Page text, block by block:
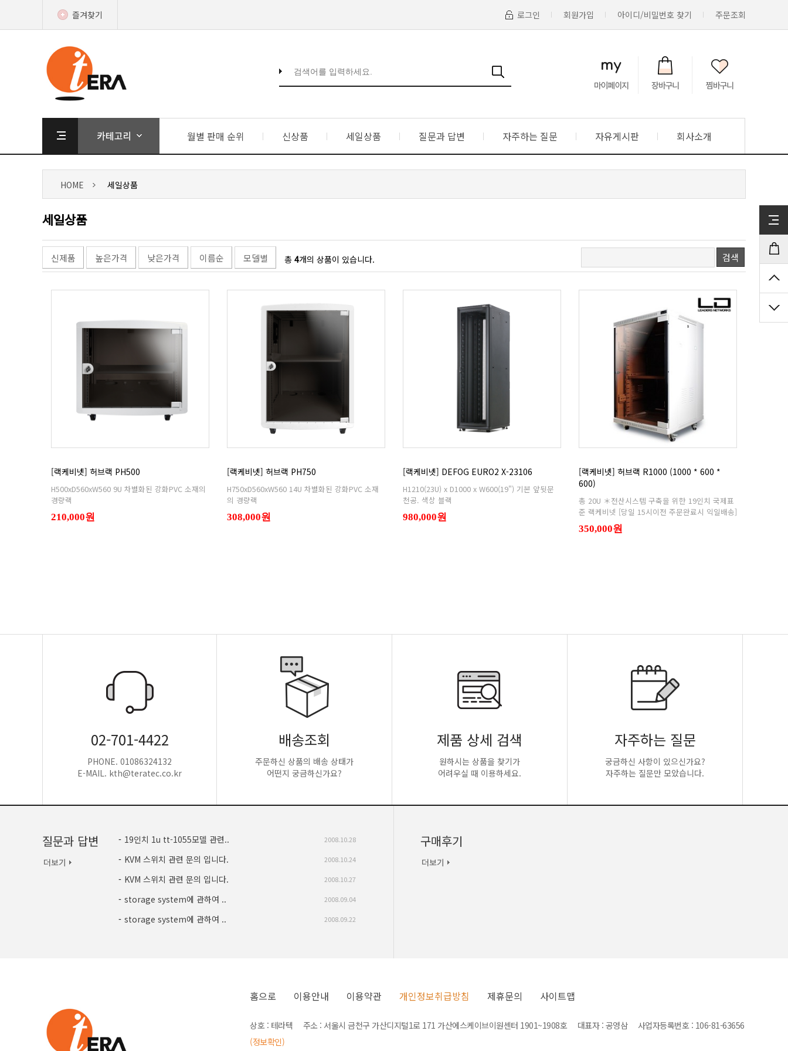
즐겨찾기 로그인 회원가입 아이디/비밀번호 찾기 주문조회
월별 판매 순위 신상품 세일상품 질문과 답변 자주하는 질문 자유게시판 회사소개
HOME 세일상품
세일상품
신제품 높은가격 낮은가격 이름순 모델별 총 4개의 상품이 있습니다. 검색
[랙케비넷] 허브랙 PH500
경량랙
210,000원
[랙케비넷] 허브랙 PH750
의 경량랙
308,000원
[랙케비넷] DEFOG EURO2 X-23106
천공. 색상 블랙
980,000원
600)
준 랙케비넷 [당일 15시이전 주문완료시 익일배송]
350,000원
02-701-4422
PHONE. 01086324132
E-MAIL. kth@teratec.co.kr
배송조회
주문하신 상품의 배송 상태가
어떤지 궁금하신가요?
제품 상세 검색
원하시는 상품을 찾기가
어려우실 때 이용하세요.
자주하는 질문
궁금하신 사항이 있으신가요?
자주하는 질문만 모았습니다.
질문과 답변 - 19인치 1u tt-1055모델 관련.. 2008.10.28
- KVM 스위치 관련 문의 입니다. 2008.10.24
- KVM 스위치 관련 문의 입니다. 2008.10.27
- storage system에 관하여 .. 2008.09.04
- storage system에 관하여 .. 2008.09.22
구매후기
홈으로 이용안내 이용약관 개인정보취급방침 제휴문의 사이트맵
상호 : 테라텍 주소 : 서울시 금천구 가산디지털1로 171 가산에스케이브이원센터 1901~1908호 대표자 : 공영삼 사업자등록번호 : 106-81-63656
(정보확인)